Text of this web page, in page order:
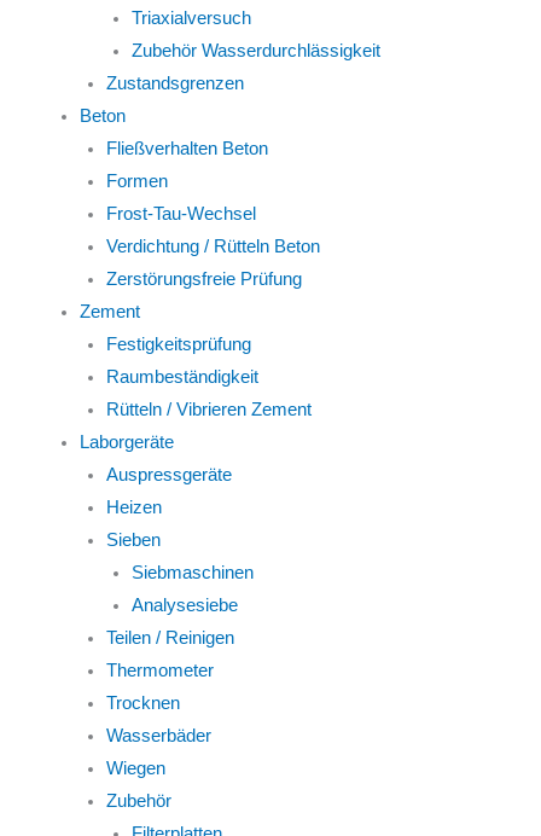
Triaxialversuch
Zubehör Wasserdurchlässigkeit
Zustandsgrenzen
Beton
Fließverhalten Beton
Formen
Frost-Tau-Wechsel
Verdichtung / Rütteln Beton
Zerstörungsfreie Prüfung
Zement
Festigkeitsprüfung
Raumbeständigkeit
Rütteln / Vibrieren Zement
Laborgeräte
Auspressgeräte
Heizen
Sieben
Siebmaschinen
Analysesiebe
Teilen / Reinigen
Thermometer
Trocknen
Wasserbäder
Wiegen
Zubehör